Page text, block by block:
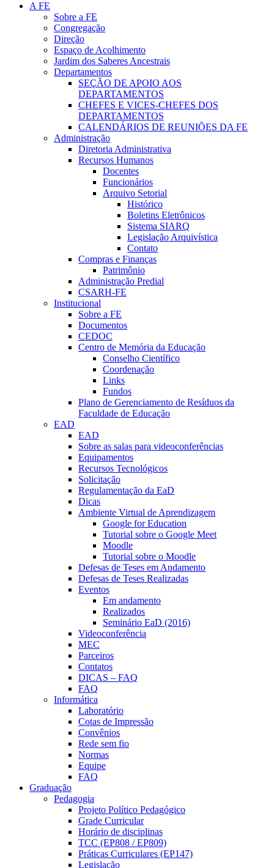
A FE
Sobre a FE
Congregação
Direção
Espaço de Acolhimento
Jardim dos Saberes Ancestrais
Departamentos
SEÇÃO DE APOIO AOS
DEPARTAMENTOS
CHEFES E VICES-CHEFES DOS
DEPARTAMENTOS
CALENDÁRIOS DE REUNIÕES DA FE
Administração
Diretoria Administrativa
Recursos Humanos
Docentes
Funcionários
Arquivo Setorial
Histórico
Boletins Eletrônicos
Sistema SIARQ
Legislação Arquivística
Contato
Compras e Finanças
Patrimônio
Administração Predial
CSARH-FE
Institucional
Sobre a FE
Documentos
CEDOC
Centro de Memória da Educação
Conselho Científico
Coordenação
Links
Fundos
Plano de Gerenciamento de Resíduos da
Faculdade de Educação
EAD
EAD
Sobre as salas para videoconferências
Equipamentos
Recursos Tecnológicos
Solicitação
Regulamentação da EaD
Dicas
Ambiente Virtual de Aprendizagem
Google for Education
Tutorial sobre o Google Meet
Moodle
Tutorial sobre o Moodle
Defesas de Teses em Andamento
Defesas de Teses Realizadas
Eventos
Em andamento
Realizados
Seminário EaD (2016)
Videoconferência
MEC
Parceiros
Contatos
DICAS – FAQ
FAQ
Informática
Laboratório
Cotas de Impressão
Convênios
Rede sem fio
Normas
Equipe
FAQ
Graduação
Pedagogia
Projeto Político Pedagógico
Grade Curricular
Horário de disciplinas
TCC (EP808 / EP809)
Práticas Curriculares (EP147)
Legislação